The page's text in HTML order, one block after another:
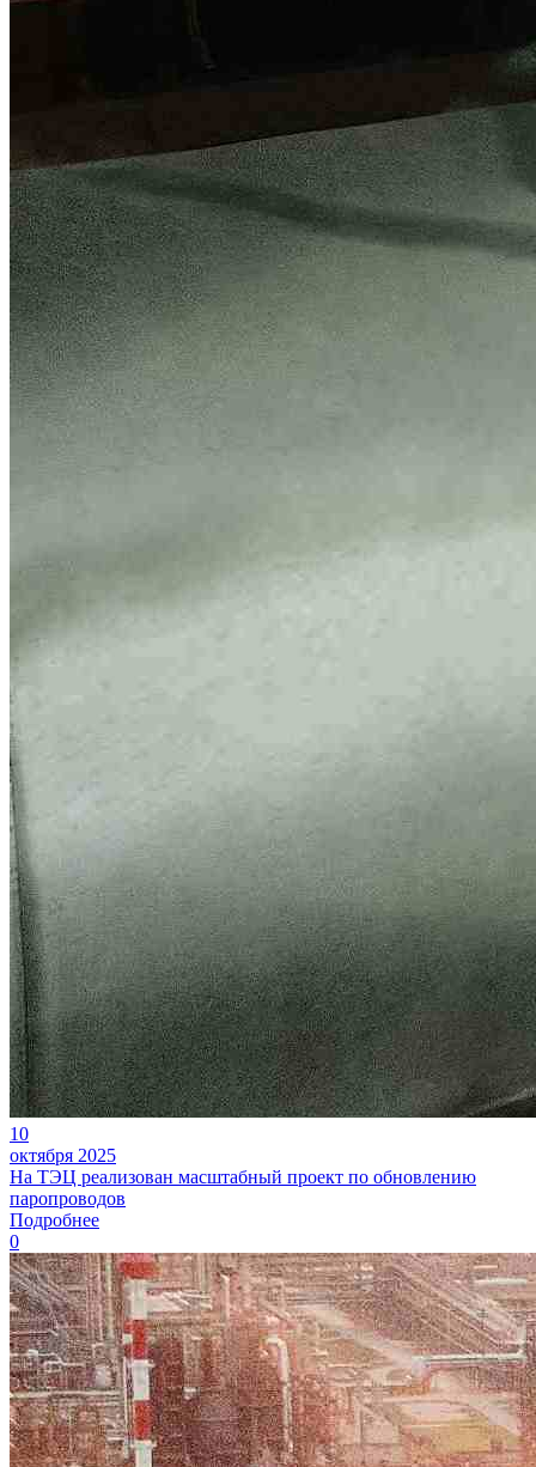
10
октября 2025
На ТЭЦ реализован масштабный проект по обновлению
паропроводов
Подробнее
0